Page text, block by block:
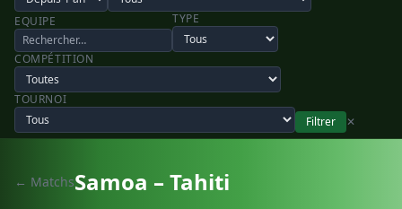
EQUIPE TYPE
COMPÉTITION
TOURNOI
Filtrer
✕
← MatchsSamoa – Tahiti